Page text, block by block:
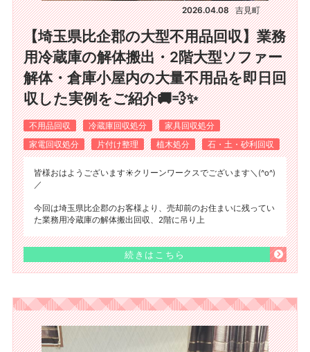
2026.04.08 吉見町
【埼玉県比企郡の大型不用品回収】業務
用冷蔵庫の解体搬出・2階大型ソファー
解体・倉庫小屋内の大量不用品を即日回
収した実例をご紹介🚚💨✨
不用品回収 冷蔵庫回収処分
家具回収処分
家電回収処分
片付け整理 植木処分 石・土・砂利回収
皆様おはようございます☀️クリーンワークスでございます＼(^o^)
／
今回は埼玉県比企郡のお客様より、売却前のお住まいに残ってい
た業務用冷蔵庫の解体搬出回収、2階に吊り上
続きはこちら